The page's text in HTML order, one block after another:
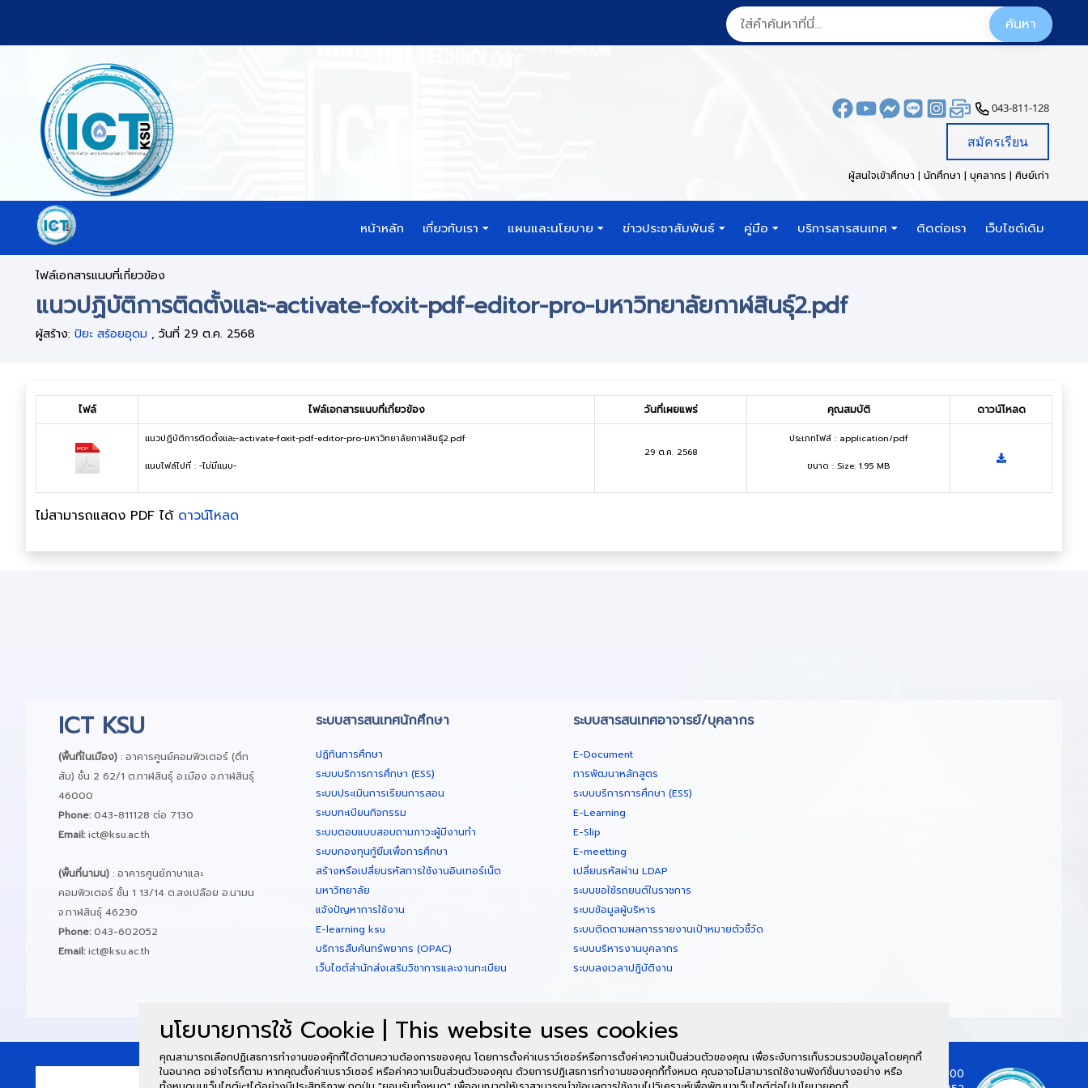
043-811-128
สมัครเรียน
ผู้สนใจเข้าศึกษา | นักศึกษา | บุคลากร | ศิษย์เก่า
หน้าหลัก เกี่ยวกับเรา แผนและนโยบาย ข่าวประชาสัมพันธ์ คู่มือ บริการสารสนเทศ ติดต่อเรา เว็บไซต์เดิม
ไฟล์เอกสารแนบที่เกี่ยวข้อง
แนวปฏิบัติการติดตั้งและ-activate-foxit-pdf-editor-pro-มหาวิทยาลัยกาฬสินธุ์2.pdf
ผู้สร้าง: ปิยะ สร้อยอุดม , วันที่ 29 ต.ค. 2568
ไฟล์ ไฟล์เอกสารแนบที่เกี่ยวข้อง วันที่เผยแพร่ คุณสมบัติ ดาวน์โหลด
แนวปฏิบัติการติดตั้งและ-activate-foxit-pdf-editor-pro-มหาวิทยาลัยกาฬสินธุ์2.pdf
แนบไฟล์ไปที่ : -ไม่มีแนบ-
29 ต.ค. 2568
ประเภทไฟล์ : application/pdf
ขนาด : Size: 1.95 MB
ไม่สามารถแสดง PDF ได้ ดาวน์โหลด
ICT KSU
(พื้นที่ในเมือง) : อาคารศูนย์คอมพิวเตอร์ (ตึก
ส้ม) ชั้น 2 62/1 ต.กาฬสินธุ์ อ.เมือง จ.กาฬสินธุ์
46000
Phone:043-811128 ต่อ 7130
Email:ict@ksu.ac.th
(พื้นที่นามน) : อาคารศูนย์ภาษาและ
คอมพิวเตอร์ ชั้น 1 13/14 ต.สงเปลือย อ.นามน
จ.กาฬสินธุ์ 46230
Phone:043-602052
Email:ict@ksu.ac.th
ระบบสารสนเทศนักศึกษา
ปฏิทินการศึกษา
ระบบบริการการศึกษา (ESS)
ระบบประเมินการเรียนการสอน
ระบบทะเบียนกิจกรรม
ระบบตอบแบบสอบถามภาวะผู้มีงานทำ
ระบบกองทุนกู้ยืมเพื่อการศึกษา
สร้างหรือเปลี่ยนรหัสการใช้งานอินเทอร์เน็ต
มหาวิทยาลัย
แจ้งปัญหาการใช้งาน
E-learning ksu
บริการสืบค้นทรัพยากร (OPAC)
เว็บไซต์สำนักส่งเสริมวิชาการและงานทะเบียน
ระบบสารสนเทศอาจารย์/บุคลากร
E-Document
การพัฒนาหลักสูตร
ระบบบริการการศึกษา (ESS)
E-Learning
E-Slip
E-meetting
เปลี่ยนรหัสผ่าน LDAP
ระบบขอใช้รถยนต์ในราชการ
ระบบข้อมูลผู้บริหาร
ระบบติดตามผลการรายงานเป้าหมายตัวชี้วัด
ระบบบริหารงานบุคลากร
ระบบลงเวลาปฎิบัติงาน
อาคารศูนย์คอมพิวเตอร์ ชั้น 2 62/1 ต.กาฬสินธุ์ อ.เมือง จ.กาฬสินธุ์ 46000
นโยบายการใช้ Cookie | This website uses cookies
คุณสามารถเลือกปฏิเสธการทำงานของคุ้กกี้ได้ตามความต้องการของคุณ โดยการตั้งค่าเบราว์เซอร์หรือการตั้งค่าความเป็นส่วนตัวของคุณ เพื่อระงับการเก็บรวมรวบข้อมูลโดยคุกกี้
ในอนาคต อย่างไรก็ตาม หากคุณตั้งค่าเบราว์เซอร์ หรือค่าความเป็นส่วนตัวของคุณ ด้วยการปฎิเสธการทำงานของคุกกี้ทั้งหมด คุณอาจไม่สามารถใช้งานฟังก์ชั่นบางอย่าง หรือ